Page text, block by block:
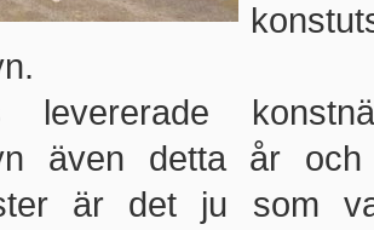
levererade
även detta år
är det ju som